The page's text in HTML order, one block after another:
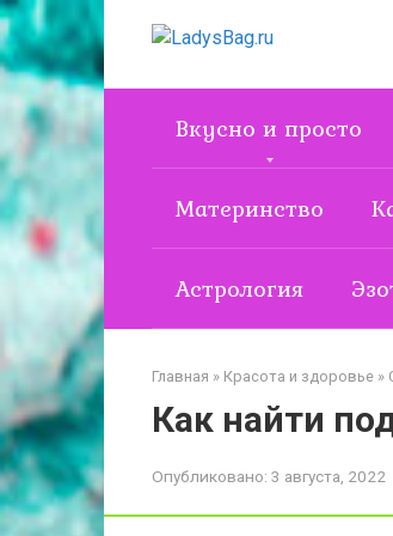
Перейти
к
контенту
Вкусно и просто
Материнство
Астрология
Главная » Красота и здоровье »
Как найти
Опубликовано: 3 августа, 2022